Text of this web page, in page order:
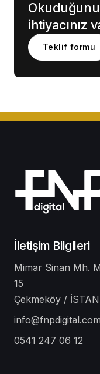
ihtiyacınız
Teklif formu
İletişim Bilgileri
Mimar Sinan Mh.
15
Çekmeköy /
0541 247 06 12